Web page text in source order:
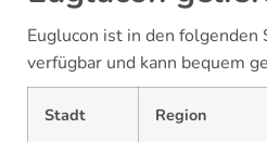
Euglucon ist in den folgenden
verfügbar und kann bequem
Stadt Region